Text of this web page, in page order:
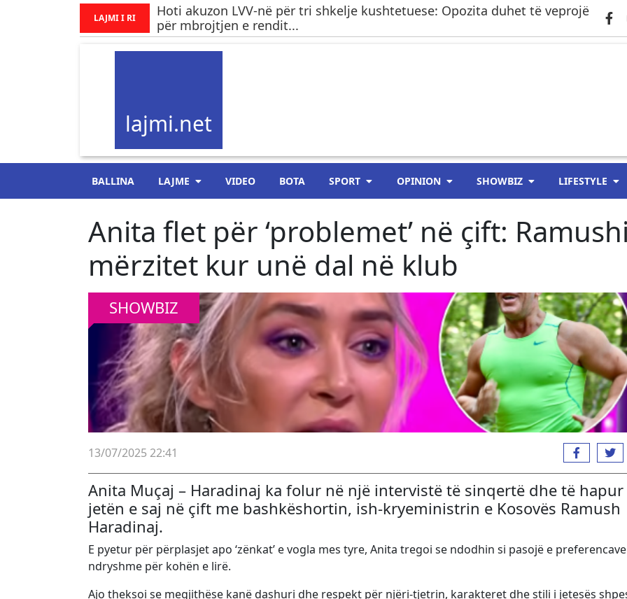
LAJMI I RI
Hoti akuzon LVV-në për tri shkelje kushtetuese: Opozita duhet të veprojë
për mbrojtjen e rendit...
lajmi.net
BALLINA LAJME VIDEO BOTA SPORT OPINION SHOWBIZ LIFESTYLE
Anita flet për ‘problemet’ në çift: Ramushi
mërzitet kur unë dal në klub
SHOWBIZ
13/07/2025 22:41
Anita Muçaj – Haradinaj ka folur në një intervistë të sinqertë dhe të
jetën e saj në çift me bashkëshortin, ish-kryeministrin e Kosovës Ramush
Haradinaj.
E pyetur për përplasjet apo ‘zënkat’ e vogla mes tyre, Anita tregoi se ndodhin si pasojë e
ndryshme për kohën e lirë.
Ajo theksoi se megjithëse kanë dashuri dhe respekt për njëri-tjetrin, karakteret dhe stili i jetesës